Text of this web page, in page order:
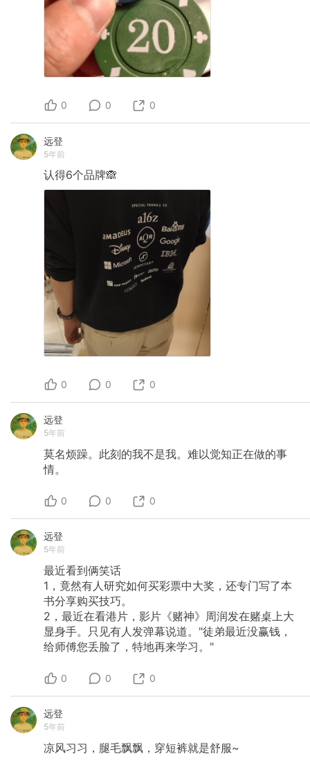
0 0 0
远登
5年前
认得6个品牌🙈
0 0 0
远登
5年前
莫名烦躁。此刻的我不是我。难以觉知正在做的事
情。
0 0 0
远登
5年前
最近看到俩笑话
1，竟然有人研究如何买彩票中大奖，还专门写了本
书分享购买技巧。
2，最近在看港片，影片《赌神》周润发在赌桌上大
显身手。只见有人发弹幕说道。"徒弟最近没赢钱，
给师傅您丢脸了，特地再来学习。"
0 0 0
远登
5年前
凉风习习，腿毛飘飘，穿短裤就是舒服~